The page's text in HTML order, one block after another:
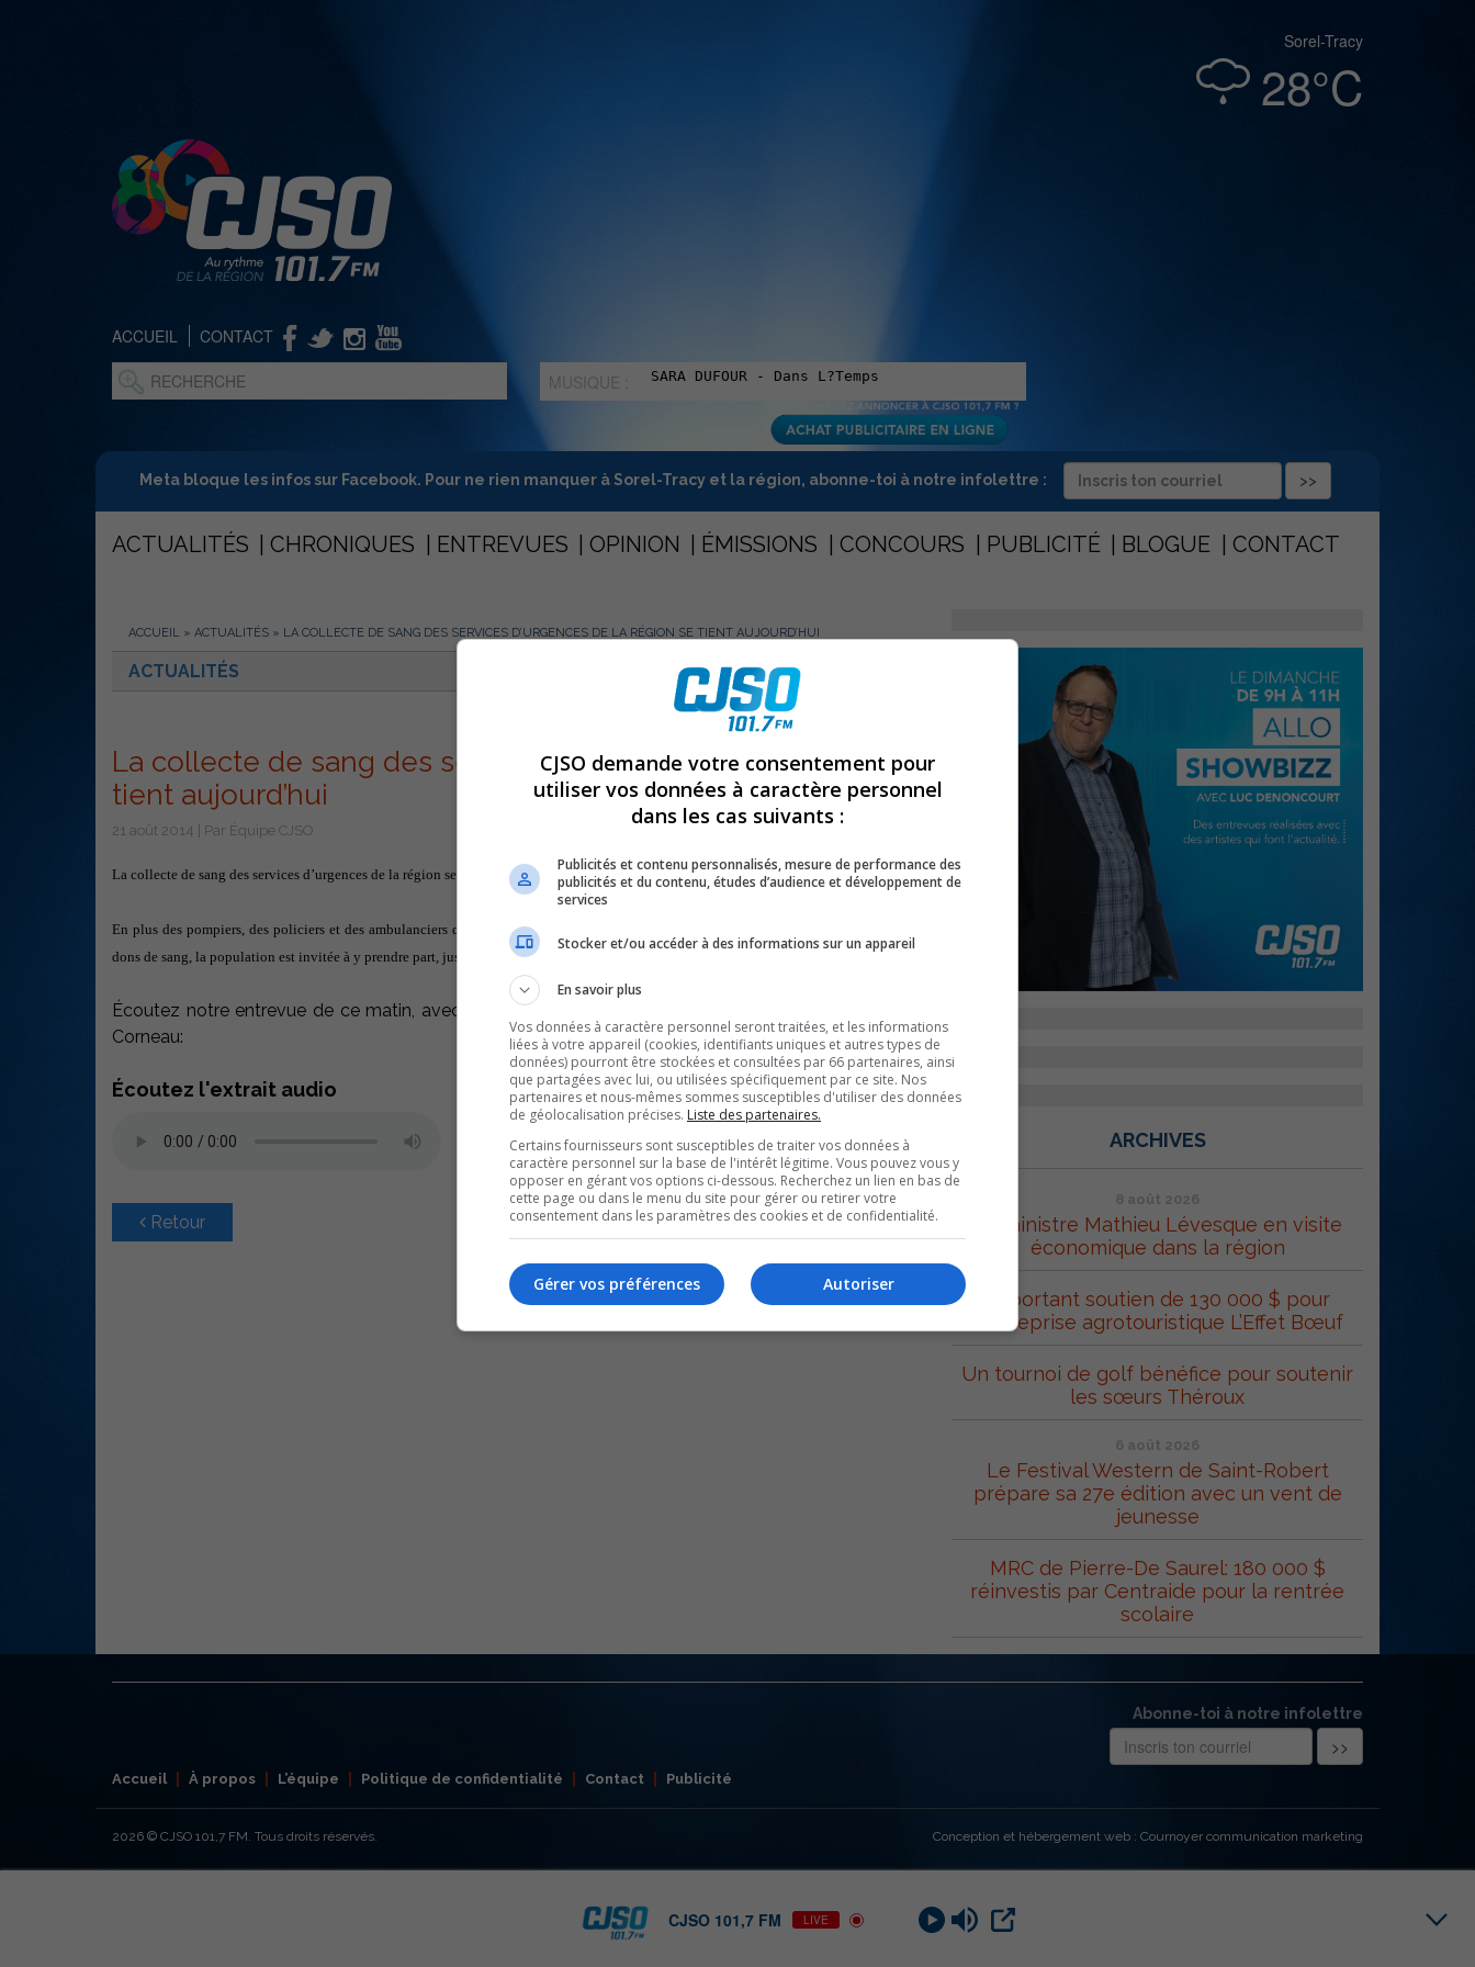
Sorel-Tracy
28°C
ACCUEIL CONTACT
MUSIQUE :
Meta bloque les infos sur Facebook. Pour ne rien manquer à Sorel-Tracy et la région, abonne-toi à notre infolettre :
ACTUALITÉS CHRONIQUES ENTREVUES OPINION ÉMISSIONS CONCOURS PUBLICITÉ BLOGUE CONTACT
ACCUEIL » ACTUALITÉS » LA COLLECTE DE SANG DES SERVICES D’URGENCES DE LA RÉGION SE TIENT AUJOURD’HUI
ACTUALITÉS
La collecte de sang des services d’urgences de la région se
tient aujourd’hui
21 août 2014 | Par Équipe CJSO
La collecte de sang des services d’urgences de la région se tient aujourd’hui, aux Promenades de Sorel.
En plus des pompiers, des policiers et des ambulanciers qui se font une saine compétition à savoir quel service sera le plus généreux en
dons de sang, la population est invitée à y prendre part, jusqu’à 19h30.
Écoutez notre entrevue de ce matin, avec l’organisateur de la collecte, le policier à la retraite Serge
Corneau:
Écoutez l'extrait audio
Retour
ARCHIVES
8 août 2026
Le ministre Mathieu Lévesque en visite
économique dans la région
Important soutien de 130 000 $ pour
l’entreprise agrotouristique L’Effet Bœuf
Un tournoi de golf bénéfice pour soutenir
les sœurs Théroux
6 août 2026
Le Festival Western de Saint-Robert
prépare sa 27e édition avec un vent de
jeunesse
MRC de Pierre-De Saurel: 180 000 $
réinvestis par Centraide pour la rentrée
scolaire
Abonne-toi à notre infolettre
Accueil À propos L’équipe Politique de confidentialité Contact Publicité
2026 © CJSO 101,7 FM. Tous droits réservés. Conception et hébergement web : Cournoyer communication marketing
CJSO 101,7 FM LIVE
CJSO demande votre consentement pour
utiliser vos données à caractère personnel
dans les cas suivants :
Publicités et contenu personnalisés, mesure de performance des
publicités et du contenu, études d’audience et développement de
services
Stocker et/ou accéder à des informations sur un appareil
En savoir plus
Vos données à caractère personnel seront traitées, et les informations
liées à votre appareil (cookies, identifiants uniques et autres types de
données) pourront être stockées et consultées par 66 partenaires, ainsi
que partagées avec lui, ou utilisées spécifiquement par ce site. Nos
partenaires et nous-mêmes sommes susceptibles d'utiliser des données
de géolocalisation précises. Liste des partenaires.
Certains fournisseurs sont susceptibles de traiter vos données à
caractère personnel sur la base de l'intérêt légitime. Vous pouvez vous y
opposer en gérant vos options ci-dessous. Recherchez un lien en bas de
cette page ou dans le menu du site pour gérer ou retirer votre
consentement dans les paramètres des cookies et de confidentialité.
Autoriser
Gérer vos préférences